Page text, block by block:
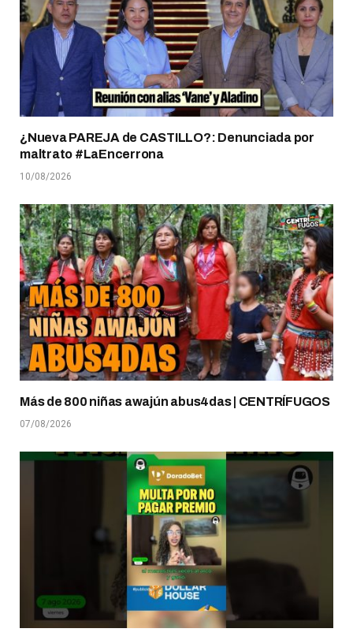
¿Nueva PAREJA de CASTILLO?: Denunciada por
maltrato #LaEncerrona
10/08/2026
Más de 800 niñas awajún abus4das | CENTRÍFUGOS
07/08/2026